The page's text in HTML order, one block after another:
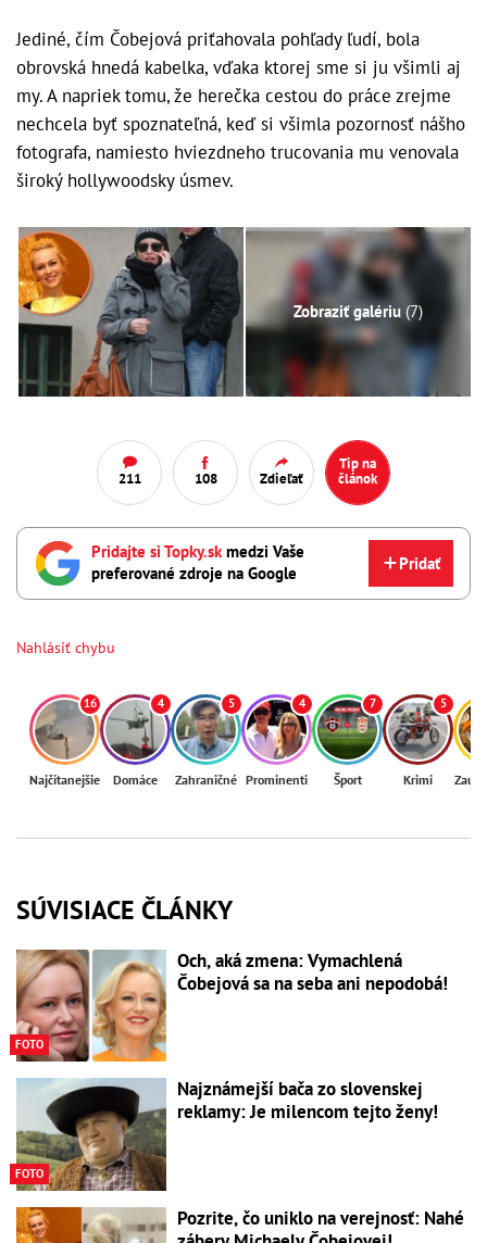
Jediné, čím Čobejová priťahovala pohľady ľudí, bola
obrovská hnedá kabelka, vďaka ktorej sme si ju všimli aj
my. A napriek tomu, že herečka cestou do práce zrejme
nechcela byť spoznateľná, keď si všimla pozornosť nášho
fotografa, namiesto hviezdneho trucovania mu venovala
široký hollywoodsky úsmev.
Zobraziť galériu (7)
211 108 Zdieľať
Tip na
článok
Pridajte si Topky.skmedzi Vaše
preferované zdroje na Google
Pridať
Nahlásiť chybu
16
Najčítanejšie
4
Domáce
5
Zahraničné
4
Prominenti
7
Šport
5
Krimi
SÚVISIACE ČLÁNKY
FOTO
Och, aká zmena: Vymachlená
Čobejová sa na seba ani nepodobá!
FOTO
Najznámejší bača zo slovenskej
reklamy: Je milencom tejto ženy!
Pozrite, čo uniklo na verejnosť: Nahé